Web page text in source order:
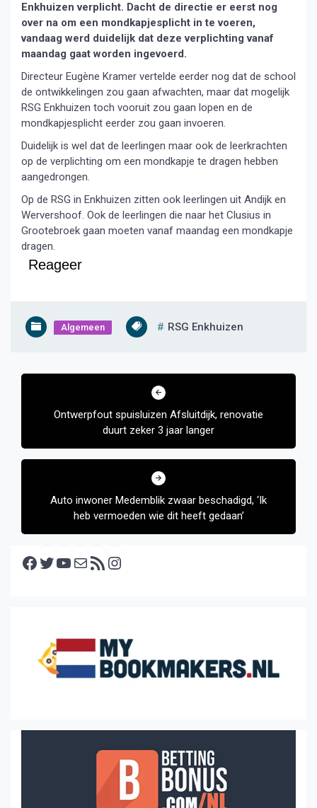
Enkhuizen verplicht. Dacht de directie er eerst nog
over na om een mondkapjesplicht in te voeren,
vandaag werd duidelijk dat deze verplichting vanaf
maandag gaat worden ingevoerd.
Directeur Eugène Kramer vertelde eerder nog dat de school
de ontwikkelingen zou gaan afwachten, maar dat mogelijk
RSG Enkhuizen toch vooruit zou gaan lopen en de
mondkapjesplicht eerder zou gaan invoeren.
Duidelijk is wel dat de leerlingen maar ook de leerkrachten
op de verplichting om een mondkapje te dragen hebben
aangedrongen.
Op de RSG in Enkhuizen zitten ook leerlingen uit Andijk en
Wervershoof. Ook de leerlingen die naar het Clusius in
Grootebroek gaan moeten vanaf maandag een mondkapje
dragen.
Reageer
Algemeen RSG Enkhuizen
Bericht
Ontwerpfout spuisluizen Afsluitdijk, renovatie
duurt zeker 3 jaar langer
Auto inwoner Medemblik zwaar beschadigd, ‘Ik
heb vermoeden wie dit heeft gedaan’
Facebook Twitter YouTube E-mail RSS feed